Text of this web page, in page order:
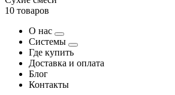
10 товаров
О нас
Системы
Где купить
Доставка и оплата
Блог
Контакты